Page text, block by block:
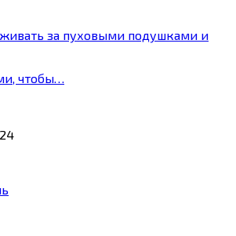
за пуховыми подушками и
чтобы…